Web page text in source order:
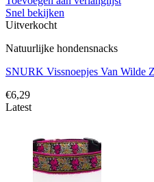
Snel bekijken
Uitverkocht
Natuurlijke hondensnacks
SNURK Vissnoepjes Van Wilde
€6,29
Latest